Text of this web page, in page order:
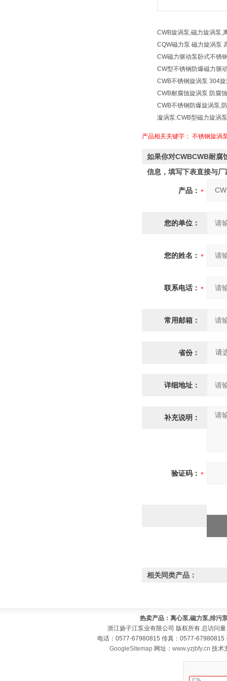
CWB旋涡泵,磁力旋涡泵,
CQW磁力泵 磁力旋涡泵
CW磁力驱动泵卧式不锈
CW型不锈钢防爆磁力驱
CWB不锈钢旋涡泵 304
CWB耐腐蚀旋涡泵 防腐
CWB不锈钢防爆旋涡泵,
漩涡泵:CWB型磁力旋涡泵
产品相关关键字： 不锈钢旋涡
如果你对CWBCWB耐腐
信息，填写下表直接与厂
产品：
您的单位：
您的姓名：
联系电话：
常用邮箱：
省份：
详细地址：
补充说明：
验证码：
相关同类产品：
热卖产品：离心泵,磁力泵,排污
浙江扬子江泵业有限公司 版权所有 总访问
电话：0577-67980815 传真：0577-
GoogleSitemap 网址：www.yzjbfy.cn 技术